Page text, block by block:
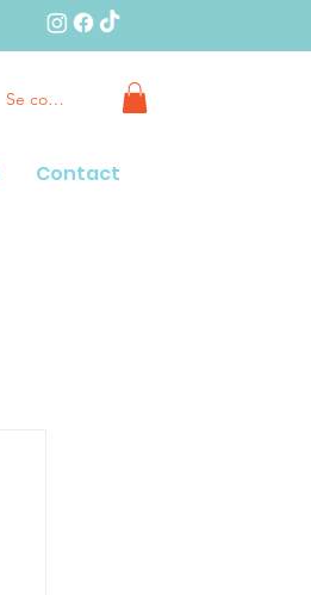
Contact
Se connecter